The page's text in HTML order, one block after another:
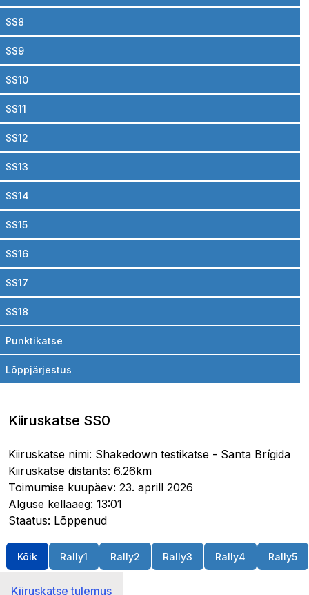
SS8
SS9
SS10
SS11
SS12
SS13
SS14
SS15
SS16
SS17
SS18
Punktikatse
Lõppjärjestus
Kiiruskatse SS0
Kiiruskatse nimi: Shakedown testikatse - Santa Brígida
Kiiruskatse distants: 6.26km
Toimumise kuupäev: 23. aprill 2026
Alguse kellaaeg: 13:01
Staatus: Lõppenud
Kõik Rally1 Rally2 Rally3 Rally4 Rally5
Kiiruskatse tulemus